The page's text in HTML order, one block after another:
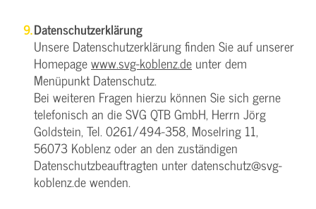
Datenschutzerklärung
Unsere Datenschutzerklärung finden Sie auf unserer
Homepagewww.svg-koblenz.de unter dem
Menüpunkt Datenschutz.
Bei weiteren Fragen hierzu können Sie sich gerne
telefonisch an die SVG QTB GmbH, Herrn Jörg
Goldstein, Tel. 0261/494-358, Moselring 11,
56073 Koblenz oder an den zuständigen
Datenschutzbeauftragten unter datenschutz@svg-
koblenz.de wenden.